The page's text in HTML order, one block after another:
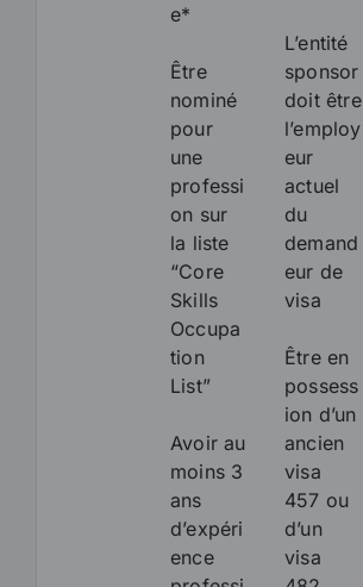
e*
Être
nominé
pour
une
professi
on sur
la liste
“Core
Skills
Occupa
tion
List”
Avoir au
moins 3
ans
d’expéri
ence
L’entité
sponsor
doit être
l’employ
eur
actuel
du
demand
eur de
visa
Être en
possess
ion d’un
ancien
visa
457 ou
d’un
visa